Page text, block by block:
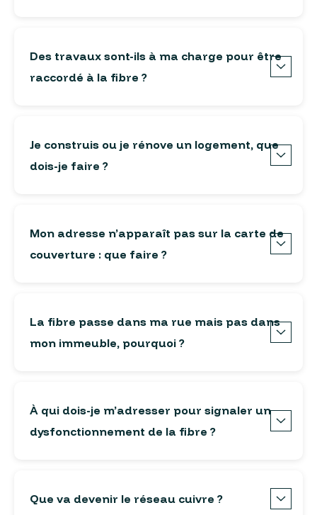
Des travaux sont-ils à ma charge pour être
raccordé à la fibre ?
Je construis ou je rénove un logement, que
dois-je faire ?
Mon adresse n’apparaît pas sur la carte de
couverture : que faire ?
La fibre passe dans ma rue mais pas dans
mon immeuble, pourquoi ?
À qui dois-je m’adresser pour signaler un
dysfonctionnement de la fibre ?
Que va devenir le réseau cuivre ?